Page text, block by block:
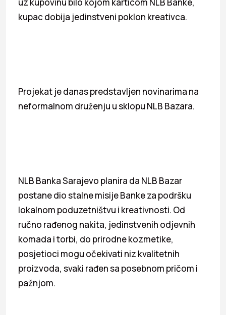
kupac dobija jedinstveni poklon kreativca.
Projekat je danas predstavljen novinarima na
neformalnom druženju u sklopu NLB Bazara.
NLB Banka Sarajevo planira da NLB Bazar
postane dio stalne misije Banke za podršku
lokalnom poduzetništvu i kreativnosti. Od
ručno rađenog nakita, jedinstvenih odjevnih
komada i torbi, do prirodne kozmetike,
posjetioci mogu očekivati niz kvalitetnih
proizvoda, svaki rađen sa posebnom pričom i
pažnjom.